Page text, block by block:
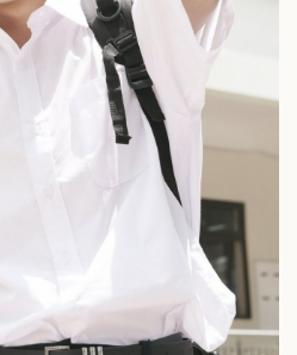
Quân sự - Quốc phòng
Vũ khí
Việt Nam